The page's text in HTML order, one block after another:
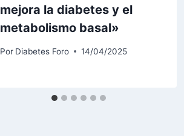
mejora la diabetes y el
metabolismo basal»
Por Diabetes Foro 14/04/2025